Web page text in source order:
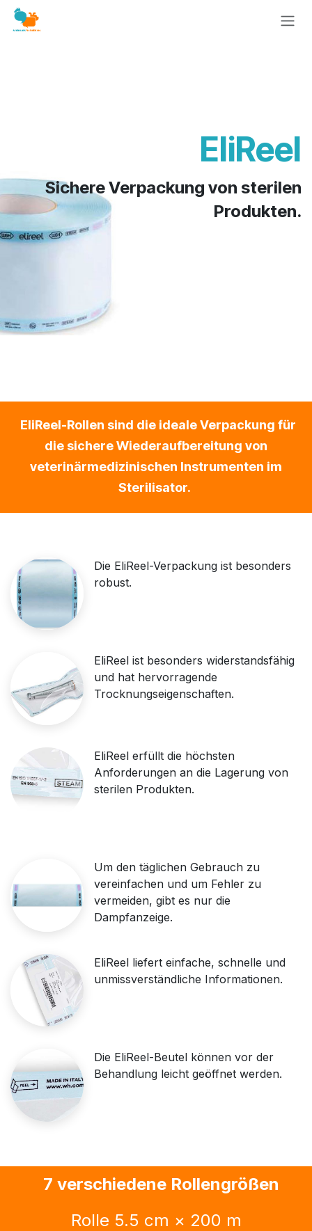
Zum Inhalt springen
EliReel
Sichere Verpackung von sterilen
Produkten.
EliReel-Rollen sind die ideale Verpackung für
die sichere Wiederaufbereitung von
veterinärmedizinischen Instrumenten im
Sterilisator.
Die EliReel-Verpackung ist besonders
robust.
EliReel ist besonders widerstandsfähig
und hat hervorragende
Trocknungseigenschaften.
EliReel erfüllt die höchsten
Anforderungen an die Lagerung von
sterilen Produkten.
Um den täglichen Gebrauch zu
vereinfachen und um Fehler zu
vermeiden, gibt es nur die
Dampfanzeige.
EliReel liefert einfache, schnelle und
unmissverständliche Informationen.
​Die EliReel-Beutel können vor der
Behandlung leicht geöffnet werden.
7 verschiedene Rollengrößen
Rolle 5.5 cm × 200 m